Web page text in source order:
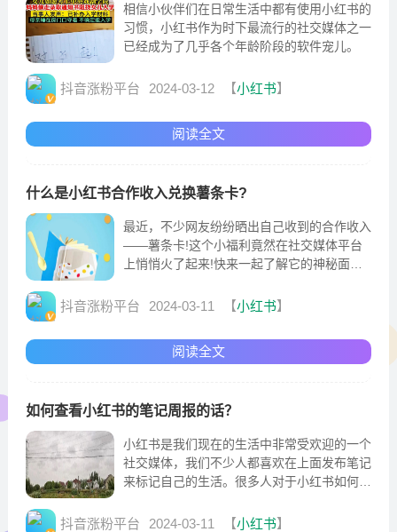
相信小伙伴们在日常生活中都有使用小红书的
习惯，小红书作为时下最流行的社交媒体之一
已经成为了几乎各个年龄阶段的软件宠儿。
抖音涨粉平台 2024-03-12 【小红书】
阅读全文
什么是小红书合作收入兑换薯条卡?
最近，不少网友纷纷晒出自己收到的合作收入
——薯条卡!这个小福利竟然在社交媒体平台
上悄悄火了起来!快来一起了解它的神秘面纱
说
抖音涨粉平台 2024-03-11 【小红书】
阅读全文
如何查看小红书的笔记周报的话？
小红书是我们现在的生活中非常受欢迎的一个
社交媒体，我们不少人都喜欢在上面发布笔记
来标记自己的生活。很多人对于小红书如何查
笔记周报的话
抖音涨粉平台 2024-03-11 【小红书】